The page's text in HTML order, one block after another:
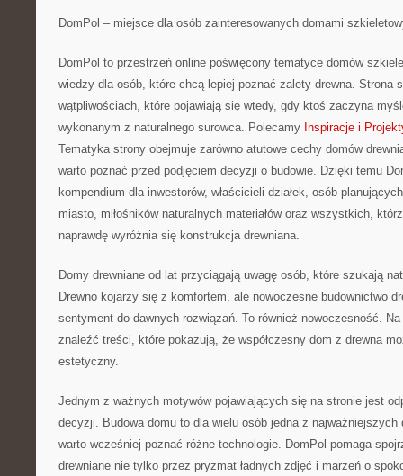
DomPol – miejsce dla osób zainteresowanych domami
DomPol to przestrzeń online poświęcony tematyce domów
wiedzy dla osób, które chcą lepiej poznać zalety drewna. Strona
wątpliwościach, które pojawiają się wtedy, gdy ktoś zaczyna
wykonanym z naturalnego surowca. Polecamy Inspiracje i
Tematyka strony obejmuje zarówno atutowe cechy domów
warto poznać przed podjęciem decyzji o budowie. Dzięki temu
kompendium dla inwestorów, właścicieli działek, osób
miasto, miłośników naturalnych materiałów oraz wszystkich,
naprawdę wyróżnia się konstrukcja drewniana.
Domy drewniane od lat przyciągają uwagę osób, które szukają
Drewno kojarzy się z komfortem, ale nowoczesne budownictwo
sentyment do dawnych rozwiązań. To również nowoczesność.
znaleźć treści, które pokazują, że współczesny dom z drewna
estetyczny.
Jednym z ważnych motywów pojawiających się na stronie jest
decyzji. Budowa domu to dla wielu osób jedna z
warto wcześniej poznać różne technologie. DomPol pomaga
drewniane nie tylko przez pryzmat ładnych zdjęć i marzeń o